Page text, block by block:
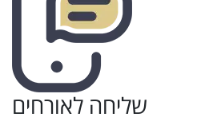
שליחה לאורחים